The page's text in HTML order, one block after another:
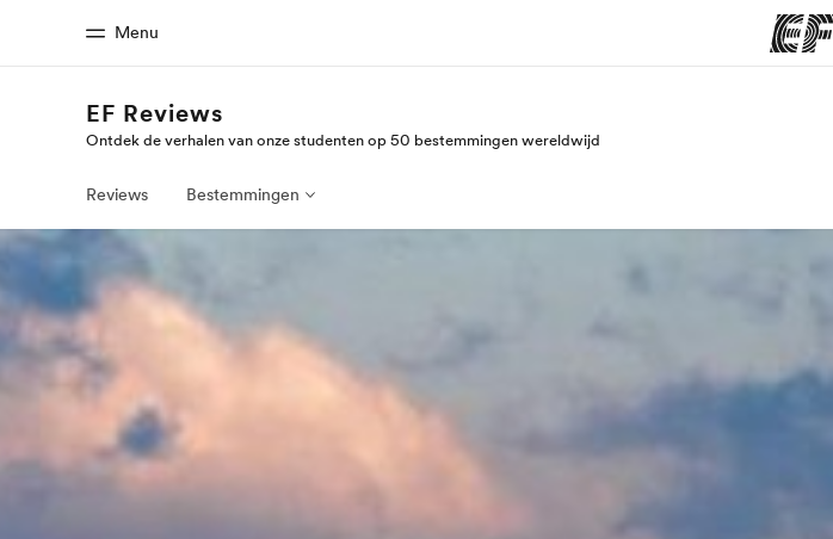
Menu
Home
Welkom bij EF
Programma's
EF Reviews
Ontdek de verhalen van onze studenten op 50 bestemmingen wereldwijd
Reviews Bestemmingen